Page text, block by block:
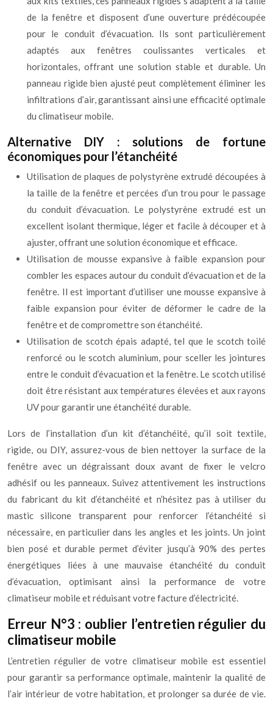
de la fenêtre et disposent d’une ouverture prédécoupée
pour le conduit d’évacuation. Ils sont particulièrement
adaptés aux fenêtres coulissantes verticales et
horizontales, offrant une solution stable et durable. Un
panneau rigide bien ajusté peut complètement éliminer les
infiltrations d’air, garantissant ainsi une efficacité optimale
du climatiseur mobile.
Alternative DIY : solutions de fortune
économiques pour l’étanchéité
Utilisation de plaques de polystyrène extrudé découpées à
la taille de la fenêtre et percées d’un trou pour le passage
du conduit d’évacuation. Le polystyrène extrudé est un
excellent isolant thermique, léger et facile à découper et à
ajuster, offrant une solution économique et efficace.
Utilisation de mousse expansive à faible expansion pour
combler les espaces autour du conduit d’évacuation et de la
fenêtre. Il est important d’utiliser une mousse expansive à
faible expansion pour éviter de déformer le cadre de la
fenêtre et de compromettre son étanchéité.
Utilisation de scotch épais adapté, tel que le scotch toilé
renforcé ou le scotch aluminium, pour sceller les jointures
entre le conduit d’évacuation et la fenêtre. Le scotch utilisé
doit être résistant aux températures élevées et aux rayons
UV pour garantir une étanchéité durable.
Lors de l’installation d’un kit d’étanchéité, qu’il soit textile,
rigide, ou DIY, assurez-vous de bien nettoyer la surface de la
fenêtre avec un dégraissant doux avant de fixer le velcro
adhésif ou les panneaux. Suivez attentivement les instructions
du fabricant du kit d’étanchéité et n’hésitez pas à utiliser du
mastic silicone transparent pour renforcer l’étanchéité si
nécessaire, en particulier dans les angles et les joints. Un joint
bien posé et durable permet d’éviter jusqu’à 90% des pertes
énergétiques liées à une mauvaise étanchéité du conduit
d’évacuation, optimisant ainsi la performance de votre
climatiseur mobile et réduisant votre facture d’électricité.
Erreur N°3 : oublier l’entretien régulier du
climatiseur mobile
L’entretien régulier de votre climatiseur mobile est essentiel
pour garantir sa performance optimale, maintenir la qualité de
l’air intérieur de votre habitation, et prolonger sa durée de vie.